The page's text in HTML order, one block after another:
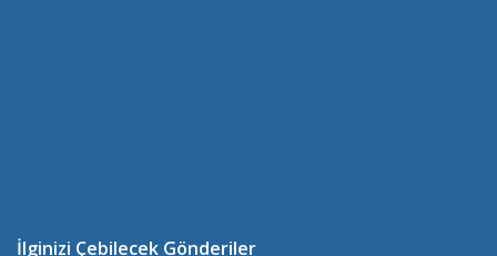
İlginizi Çebilecek Gönderiler